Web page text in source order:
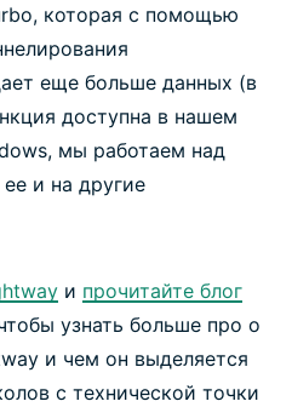
которая с помощью
еще больше данных (в
доступна в нашем
мы работаем над
и на другие
и прочитайте блог
узнать больше про о
и чем он выделяется
с технической точки